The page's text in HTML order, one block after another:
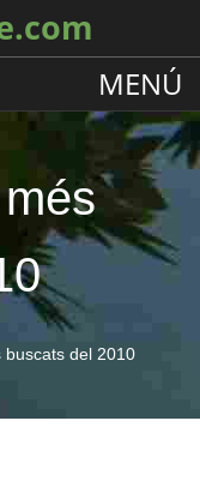
MENÚ
buscats del 2010